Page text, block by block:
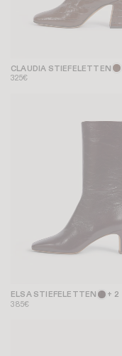
CLAUDIA STIEFELETTEN
325€
ELSA STIEFELETTEN + 2
385€